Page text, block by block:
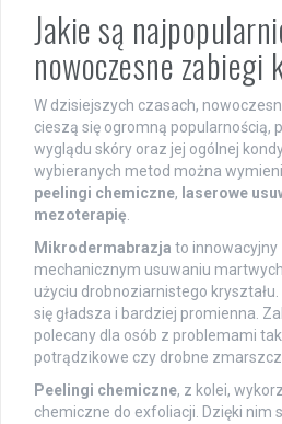
Jakie są
nowoczesne zabiegi
W dzisiejszych czasach,
cieszą się ogromną popularnością,
wyglądu skóry oraz jej ogólnej
wybieranych metod można
peelingi chemiczne, laserowe
mezoterapię.
Mikrodermabrazja to innowacyjny
mechanicznym usuwaniu
użyciu drobnoziarnistego
się gładsza i bardziej promienna.
polecany dla osób z problemami
potrądzikowe czy drobne
Peelingi chemiczne, z kolei,
chemiczne do exfoliacji. Dzięki nim